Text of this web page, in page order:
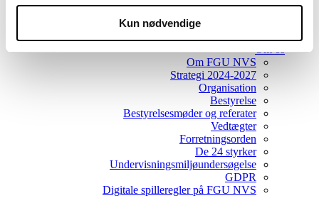
Kun nødvendigeEksamensreglement
Om os
Om FGU NVS
Strategi 2024-2027
Organisation
Bestyrelse
Bestyrelsesmøder og referater
Vedtægter
Forretningsorden
De 24 styrker
Undervisningsmiljøundersøgelse
GDPR
Digitale spilleregler på FGU NVS